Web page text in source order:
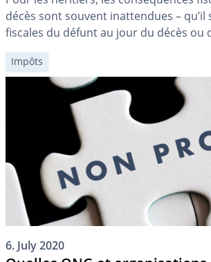
décès sont souvent inattendues – qu’il
fiscales du défunt au jour du décès ou
fiscales du service des contributions
Une clarification préalable de la
être judicieuse.
Impôts
6. July 2020